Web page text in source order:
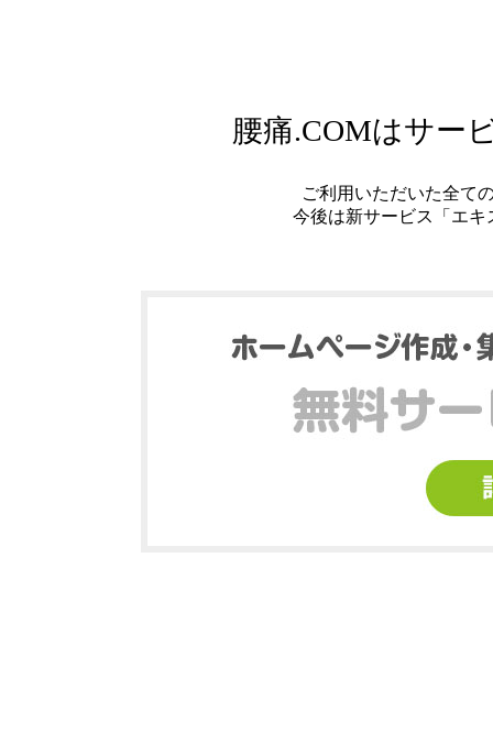
腰痛.COMはサー
ご利用いただいた全て
今後は新サービス「エ